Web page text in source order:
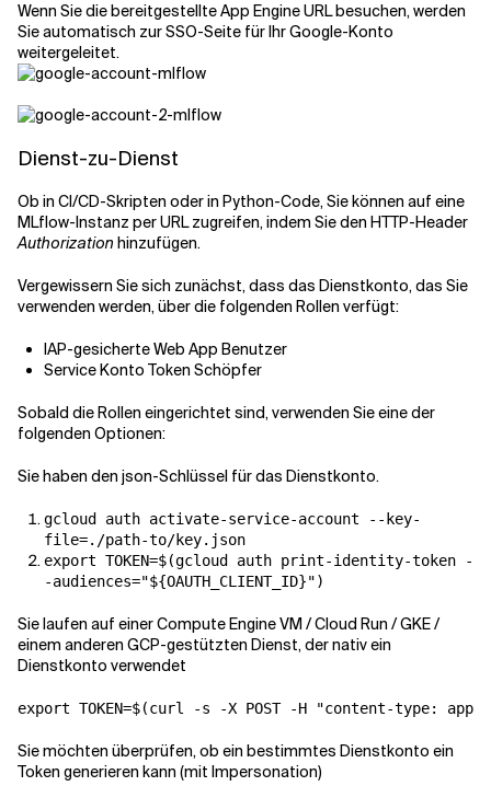
Wenn Sie die bereitgestellte App Engine URL besuchen, werden
Sie automatisch zur SSO-Seite für Ihr Google-Konto
weitergeleitet.
Dienst-zu-Dienst
Ob in CI/CD-Skripten oder in Python-Code, Sie können auf eine
MLflow-Instanz per URL zugreifen, indem Sie den HTTP-Header
Authorization hinzufügen.
Vergewissern Sie sich zunächst, dass das Dienstkonto, das Sie
verwenden werden, über die folgenden Rollen verfügt:
IAP-gesicherte Web App Benutzer
Service Konto Token Schöpfer
Sobald die Rollen eingerichtet sind, verwenden Sie eine der
folgenden Optionen:
Sie haben den json-Schlüssel für das Dienstkonto.
gcloud auth activate-service-account --key-
file=./path-to/key.json
export TOKEN=$(gcloud auth print-identity-token -
-audiences="${OAUTH_CLIENT_ID}")
Sie laufen auf einer Compute Engine VM / Cloud Run / GKE /
einem anderen GCP-gestützten Dienst, der nativ ein
Dienstkonto verwendet
export TOKEN=$(curl -s -X POST -H "content-type:
Sie möchten überprüfen, ob ein bestimmtes Dienstkonto ein
Token generieren kann (mit Impersonation)